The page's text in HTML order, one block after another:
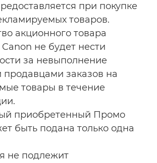
при покупке
товаров.
акционного товара
не будет нести
за невыполнение
заказов на
товары в течение
приобретенный Промо
быть подана только одна
не подлежит